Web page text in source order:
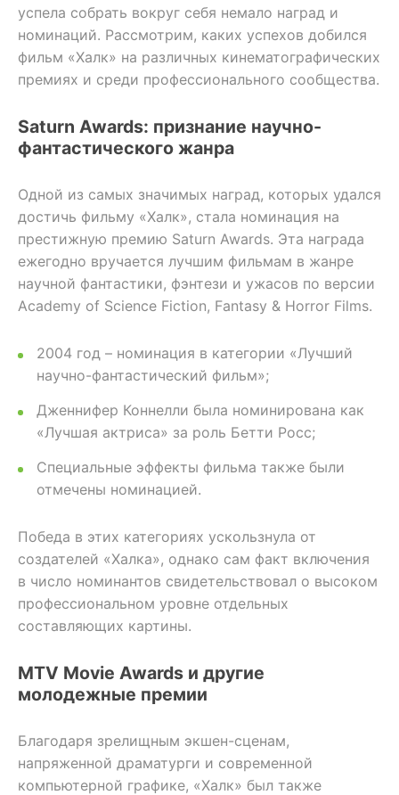
успела собрать вокруг себя немало наград и
номинаций. Рассмотрим, каких успехов добился
фильм «Халк» на различных кинематографических
премиях и среди профессионального сообщества.
Saturn Awards: признание научно-
фантастического жанра
Одной из самых значимых наград, которых удался
достичь фильму «Халк», стала номинация на
престижную премию Saturn Awards. Эта награда
ежегодно вручается лучшим фильмам в жанре
научной фантастики, фэнтези и ужасов по версии
Academy of Science Fiction, Fantasy & Horror Films.
2004 год – номинация в категории «Лучший
научно-фантастический фильм»;
Дженнифер Коннелли была номинирована как
«Лучшая актриса» за роль Бетти Росс;
Специальные эффекты фильма также были
отмечены номинацией.
Победа в этих категориях ускользнула от
создателей «Халка», однако сам факт включения
в число номинантов свидетельствовал о высоком
профессиональном уровне отдельных
составляющих картины.
MTV Movie Awards и другие
молодежные премии
Благодаря зрелищным экшен-сценам,
напряженной драматурги и современной
компьютерной графике, «Халк» был также